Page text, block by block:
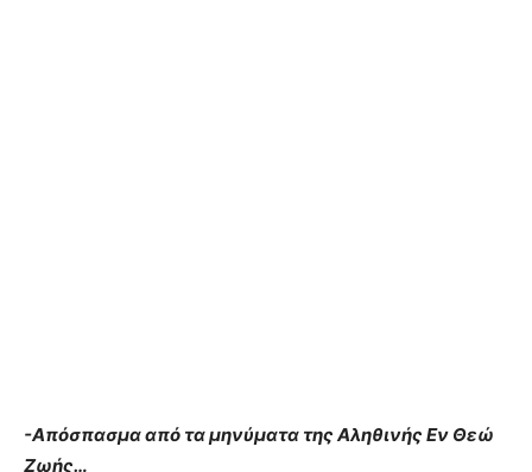
-Απόσπασμα από τα μηνύματα της Αληθινής Εν Θεώ
Ζωής…